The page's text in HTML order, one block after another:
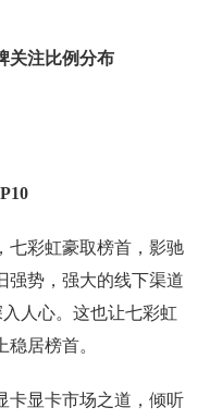
关注比例分布
七彩虹豪取榜首，影驰
强势，强大的线下渠道
人心。这也让七彩虹
居榜首。
卡显卡市场之道，倾听